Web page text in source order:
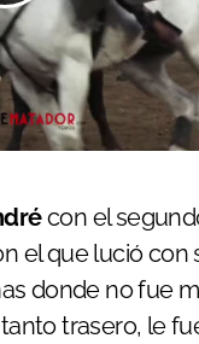
con el
el que lució con
donde no fue
trasero, le